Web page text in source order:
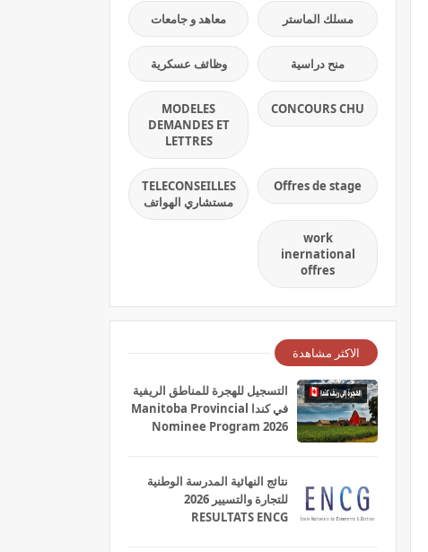
مسلك الماستر معاهد و جامعات
منح دراسية وظائف عسكرية
CONCOURS CHU
MODELES
DEMANDES ET
LETTRES
Offres de stage
TELECONSEILLES
مستشاري الهواتف
work
inernational
offres
الاكثر مشاهدة
التسجيل للهجرة للمناطق الريفية
في كندا Manitoba Provincial
Nominee Program 2026
نتائج النهائية المدرسة الوطنية
للتجارة والتسيير 2026
RESULTATS ENCG